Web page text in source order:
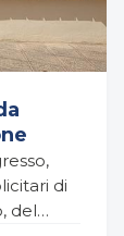
di
del